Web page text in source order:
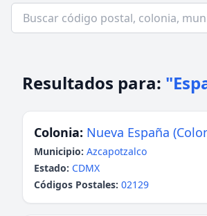
Resultados para:
Colonia: Nueva España
Municipio: Azcapotzalco
Estado: CDMX
Códigos Postales: 02129